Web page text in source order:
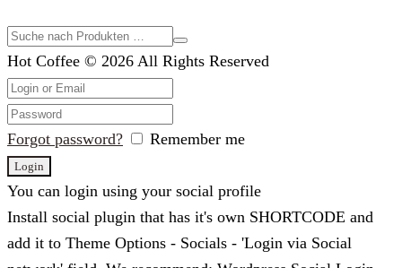
Hot Coffee © 2026 All Rights Reserved
Forgot password? Remember me
You can login using your social profile
Install social plugin that has it's own SHORTCODE and
add it to Theme Options - Socials - 'Login via Social